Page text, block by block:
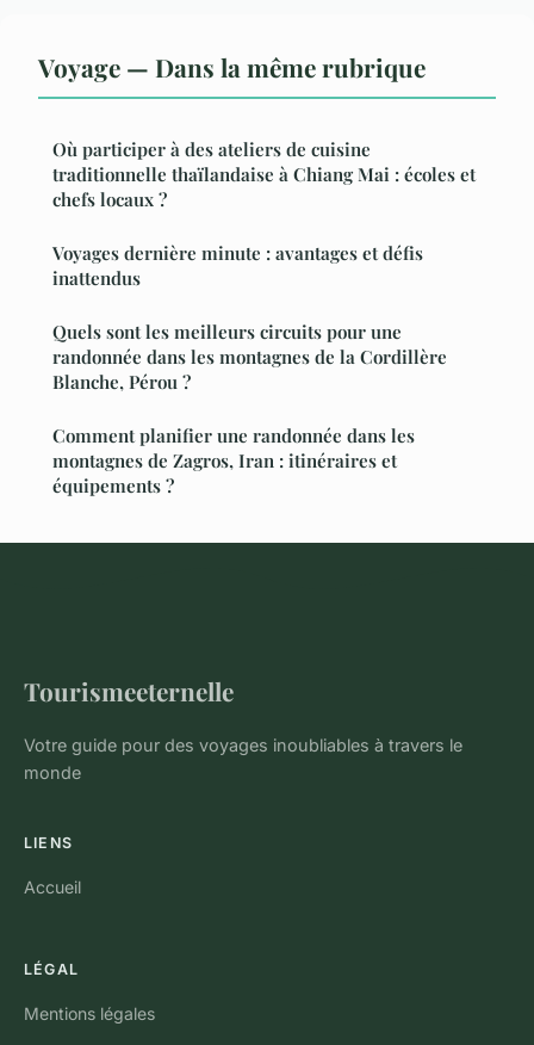
Voyage — Dans la même rubrique
Où participer à des ateliers de cuisine
traditionnelle thaïlandaise à Chiang Mai : écoles et
chefs locaux ?
Voyages dernière minute : avantages et défis
inattendus
Quels sont les meilleurs circuits pour une
randonnée dans les montagnes de la Cordillère
Blanche, Pérou ?
Comment planifier une randonnée dans les
montagnes de Zagros, Iran : itinéraires et
équipements ?
Tourismeeternelle
Votre guide pour des voyages inoubliables à travers le
monde
LIENS
Accueil
LÉGAL
Mentions légales